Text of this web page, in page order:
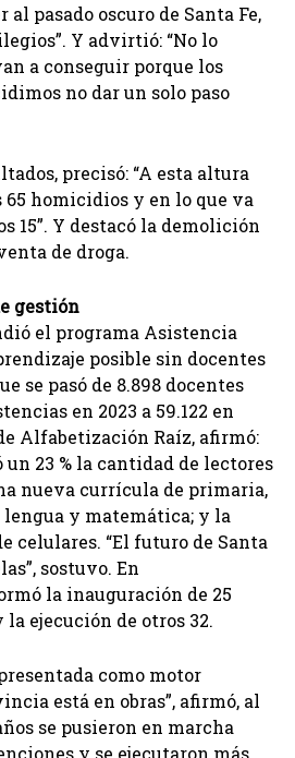
pasado oscuro de Santa Fe,
Y advirtió: “No lo
a conseguir porque los
no dar un solo paso
precisó: “A esta altura
65 homicidios y en lo que va
15”. Y destacó la demolición
de droga.
gestión
el programa Asistencia
posible sin docentes
se pasó de 8.898 docentes
en 2023 a 59.122 en
Alfabetización Raíz, afirmó:
un 23 % la cantidad de lectores
nueva currícula de primaria,
lengua y matemática; y la
celulares. “El futuro de Santa
sostuvo. En
la inauguración de 25
ejecución de otros 32.
como motor
está en obras”, afirmó, al
se pusieron en marcha
y se ejecutaron más